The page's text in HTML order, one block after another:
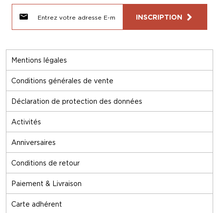
Mentions légales
Conditions générales de vente
Déclaration de protection des données
Activités
Anniversaires
Conditions de retour
Paiement & Livraison
Carte adhérent
INSCRIPTION